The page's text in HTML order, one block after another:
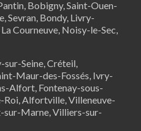
Bobigny, Saint-Ouen-
Sevran, Bondy, Livry-
Courneuve, Noisy-le-Sec,
Seine,Créteil,
Maur-des-Fossés, Ivry-
Alfort, Fontenay-sous-
Roi, Alfortville, Villeneuve-
sur-Marne, Villiers-sur-